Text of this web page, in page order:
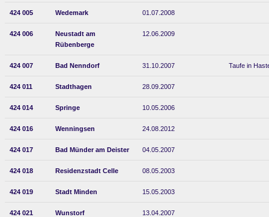
424 005 Wedemark 01.07.2008
424 006
Neustadt am
Rübenberge
12.06.2009
424 007 Bad Nenndorf 31.10.2007 Taufe in
424 011 Stadthagen 28.09.2007
424 014 Springe 10.05.2006
424 016 Wenningsen 24.08.2012
424 017 Bad Münder am Deister 04.05.2007
424 018 Residenzstadt Celle 08.05.2003
424 019 Stadt Minden 15.05.2003
424 021 Wunstorf 13.04.2007